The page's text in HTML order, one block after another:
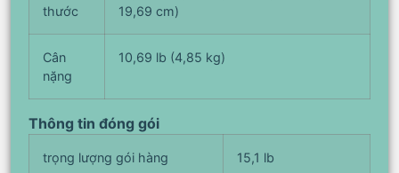
thước
19,69 cm)
Cân
nặng
10,69 lb (4,85 kg)
Thông tin đóng gói
trọng lượng gói hàng 15,1 lb